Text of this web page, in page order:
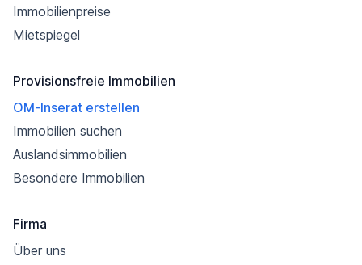
Immobilienpreise
Mietspiegel
Provisionsfreie Immobilien
OM-Inserat erstellen
Immobilien suchen
Auslandsimmobilien
Besondere Immobilien
Firma
Über uns